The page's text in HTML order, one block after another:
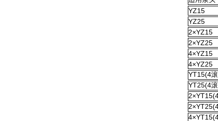
YZ15
YZ25
2×YZ15
2×YZ25
4×YZ15
4×YZ25
YT15(4
YT25(4